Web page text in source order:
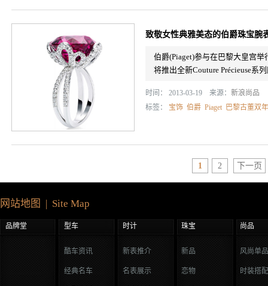
致敬女性典雅美态的伯爵珠宝腕
伯爵(Piaget)参与在巴黎大皇宫举
将推出全新Couture Précieuse系
时间： 2013-03-19 来源： 新浪尚品
标签： 宝饰 伯爵 Piaget 巴黎古董双
1 2 下一页
网站地图 | Site Map
品牌堂 型车 时计 珠宝 尚品
酷车资讯
经典名车
新表推介
名表展示
新品
恋物
风尚单品
时装搭配